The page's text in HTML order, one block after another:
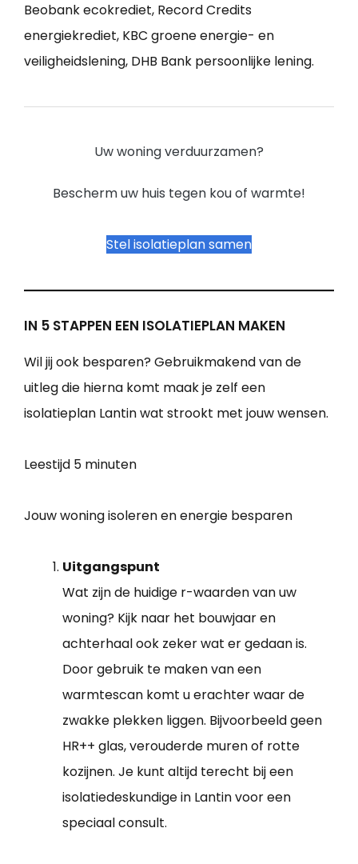
Beobank ecokrediet, Record Credits
energiekrediet, KBC groene energie- en
veiligheidslening, DHB Bank persoonlijke lening.
Uw woning verduurzamen?
Bescherm uw huis tegen kou of warmte!
Stel isolatieplan samen
IN 5 STAPPEN EEN ISOLATIEPLAN MAKEN
Wil jij ook besparen? Gebruikmakend van de
uitleg die hierna komt maak je zelf een
isolatieplan Lantin wat strookt met jouw wensen.
Leestijd 5 minuten
Jouw woning isoleren en energie besparen
Uitgangspunt
Wat zijn de huidige r-waarden van uw
woning? Kijk naar het bouwjaar en
achterhaal ook zeker wat er gedaan is.
Door gebruik te maken van een
warmtescan komt u erachter waar de
zwakke plekken liggen. Bijvoorbeeld geen
HR++ glas, verouderde muren of rotte
kozijnen. Je kunt altijd terecht bij een
isolatiedeskundige in Lantin voor een
speciaal consult.